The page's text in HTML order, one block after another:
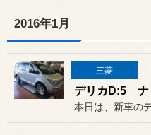
2016年1月
三菱